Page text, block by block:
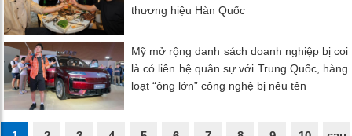
thương hiệu Hàn Quốc
Mỹ mở rộng danh sách doanh nghiệp bị coi
là có liên hệ quân sự với Trung Quốc, hàng
loạt “ông lớn” công nghệ bị nêu tên